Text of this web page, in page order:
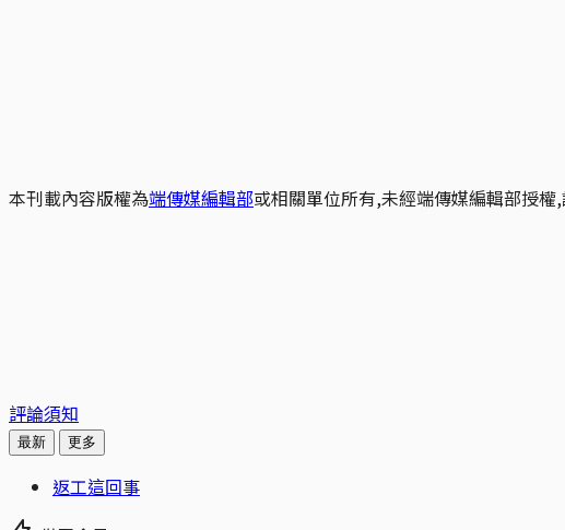
本刊載內容版權為端傳媒編輯部或相關單位所有,未經端傳媒編輯部授權
評論須知
最新 更多
返工這回事